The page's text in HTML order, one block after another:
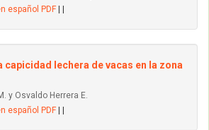
español PDF
capicidad lechera de vacas en la zona
y Osvaldo Herrera E.
español PDF